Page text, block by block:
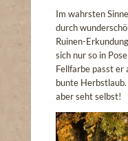
Im wahrsten
durch
Ruinen-
sich nur so in
Fellfarbe passt er
bunte
aber seht selbst!